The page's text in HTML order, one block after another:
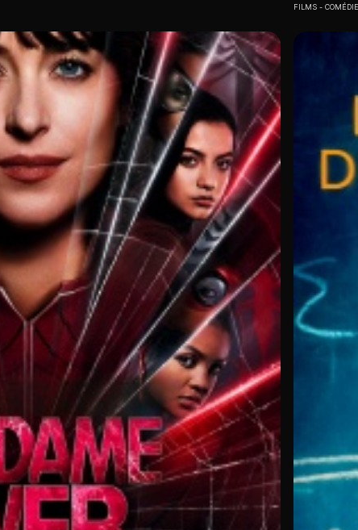
vos besoins. Vous connaissez évidemment déjà nos
son interface intuitive et son catalogue constamment
FILMS COMÉDIE